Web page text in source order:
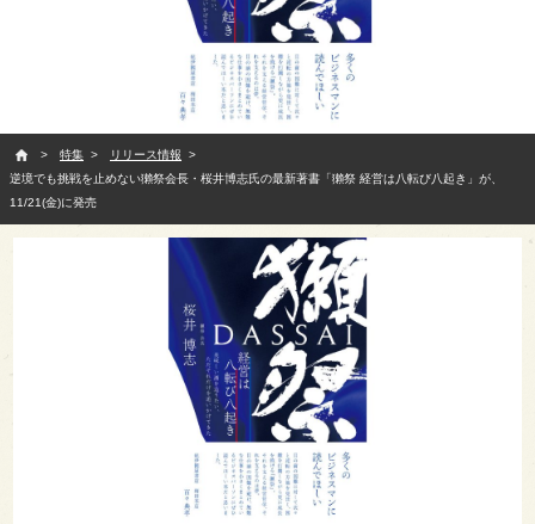
特集
リリース情報
逆境でも挑戦を止めない獺祭会長・桜井博志氏の最新著書「獺祭 経営は八転び八起き」が、
11/21(金)に発売